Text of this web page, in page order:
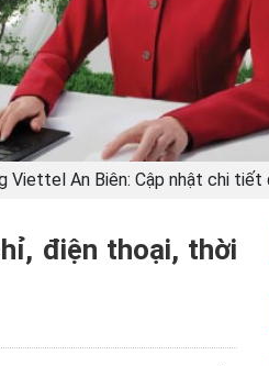
Viettel An Biên: Cập nhật chi
điện thoại, thời